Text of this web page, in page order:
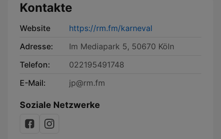
Kontakte
Website
https://rm.fm/karneval
Adresse:
Im Mediapark 5, 50670 Köln
Telefon:
022195491748
E-Mail:
jp@rm.fm
Soziale Netzwerke